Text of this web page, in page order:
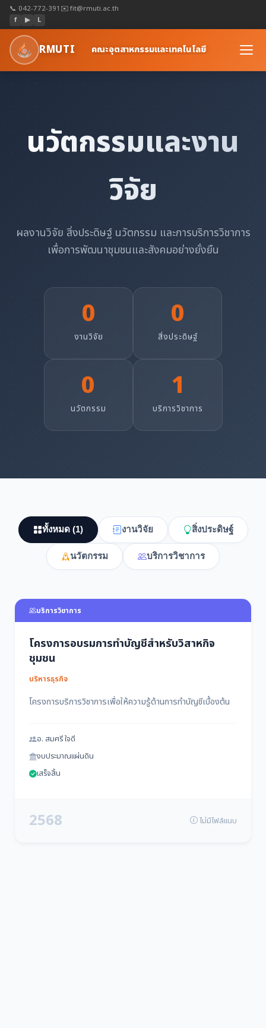
📞 042-772-391 ✉️ fit@rmuti.ac.th
f
▶ L
RMUTI คณะอุตสาหกรรมและเทคโนโลยี
นวัตกรรมและงาน
วิจัย
ผลงานวิจัย สิ่งประดิษฐ์ นวัตกรรม และการบริการวิชาการ
เพื่อการพัฒนาชุมชนและสังคมอย่างยั่งยืน
0
งานวิจัย
0
สิ่งประดิษฐ์
0
นวัตกรรม
1
บริการวิชาการ
ทั้งหมด (1) งานวิจัย สิ่งประดิษฐ์
นวัตกรรม บริการวิชาการ
บริการวิชาการ
โครงการอบรมการทำบัญชีสำหรับวิสาหกิจ
ชุมชน
บริหารธุรกิจ
โครงการบริการวิชาการเพื่อให้ความรู้ด้านการทำบัญชีเบื้องต้น
อ. สมศรี ใจดี
งบประมาณแผ่นดิน
เสร็จสิ้น
2568 ไม่มีไฟล์แนบ